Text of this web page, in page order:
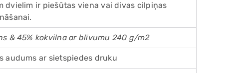
dvielim ir piešūtas viena vai divas cilpiņas
& 45% kokvilna ar blīvumu 240 g/m2
audums ar sietspiedes druku